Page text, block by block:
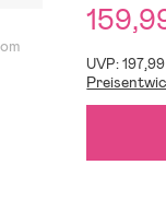
UVP: